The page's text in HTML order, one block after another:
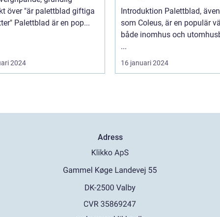
över "är palettblad giftiga
för katter" Palettblad är en pop...
2024
Introduktion Palettblad,
som Coleus, är en populär
både inomhus och
...
16 januari 2024
Adress